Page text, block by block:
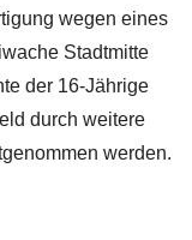
wegen eines
Stadtmitte
der 16-Jährige
durch weitere
werden.